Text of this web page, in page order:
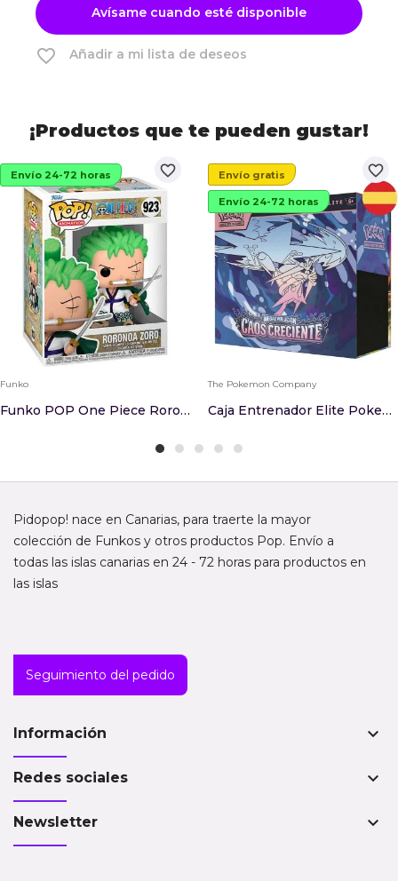
Avísame cuando esté disponible
favorite_border Añadir a mi lista de deseos
¡Productos que te pueden gustar!
favorite_border
Envío 24-72 horas
Funko
Funko POP One Piece Roronoa Zoro
favorite_border
Envío gratis
Envío 24-72 horas
The Pokemon Company
Caja Entrenador Elite Pokemon Caos Creciente Es...
Pidopop! nace en Canarias, para traerte la mayor
colección de Funkos y otros productos Pop. Envío a
todas las islas canarias en 24 - 72 horas para productos en
las islas
Seguimiento del pedido
Información keyboard_arrow_down
Redes sociales keyboard_arrow_down
Newsletter keyboard_arrow_down